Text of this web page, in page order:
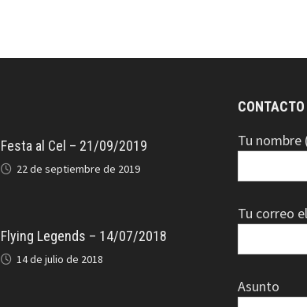
Festa al Cel – 21/09/2019
22 de septiembre de 2019
Flying Legends – 14/07/2018
14 de julio de 2018
CONTACTO
Tu nombre
Tu correo
Asunto